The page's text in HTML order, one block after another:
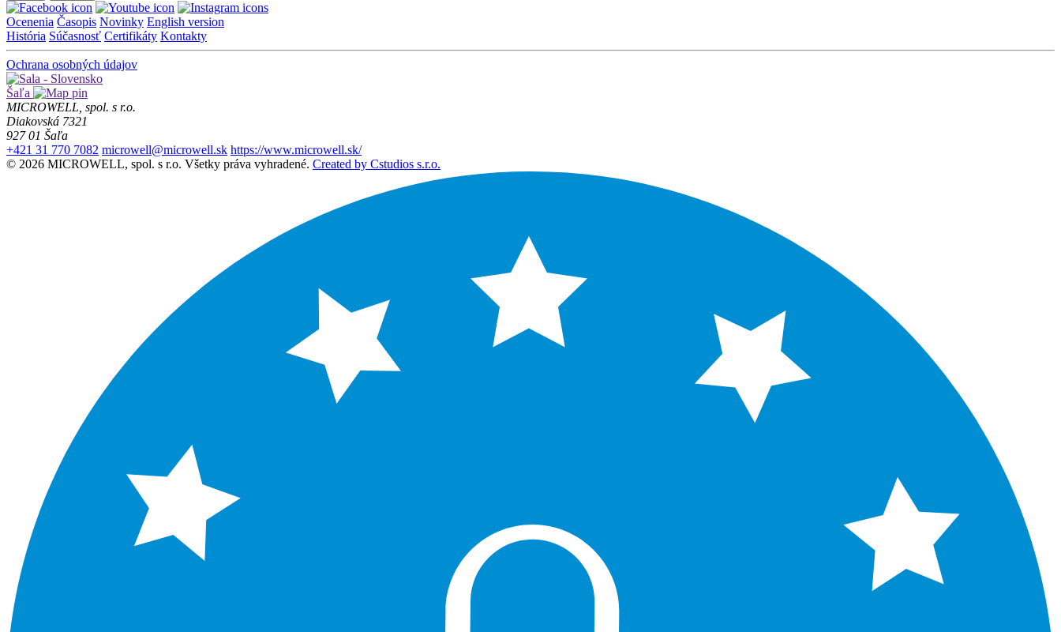
Ocenenia Časopis Novinky English version
História Súčasnosť Certifikáty Kontakty
Ochrana osobných údajov
Šaľa
MICROWELL, spol. s r.o.
Diakovská 7321
927 01 Šaľa
+421 31 770 7082 microwell@microwell.sk https://www.microwell.sk/
© 2026 MICROWELL, spol. s r.o. Všetky práva vyhradené. Created by Cstudios s.r.o.